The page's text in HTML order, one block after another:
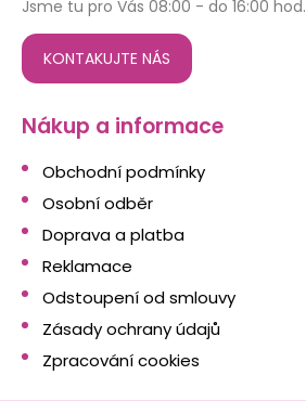
Jsme tu pro Vás 08:00 - do 16:00 hod.
KONTAKUJTE NÁS
Nákup a informace
Obchodní podmínky
Osobní odběr
Doprava a platba
Reklamace
Odstoupení od smlouvy
Zásady ochrany údajů
Zpracování cookies